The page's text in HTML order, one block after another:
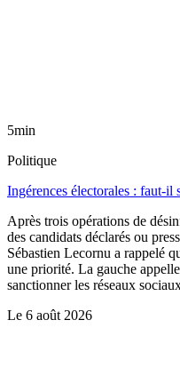
5min
Politique
Ingérences électorales : faut-il
Après trois opérations de
des candidats déclarés ou
Sébastien Lecornu a rappelé
une priorité. La gauche
sanctionner les réseaux
Le 6 août 2026